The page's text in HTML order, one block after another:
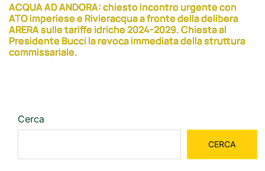
ACQUA AD ANDORA: chiesto incontro urgente con
ATO imperiese e Rivieracqua a fronte della delibera
ARERA sulle tariffe idriche 2024-2029. Chiesta al
Presidente Bucci la revoca immediata della struttura
commissariale.
Cerca
CERCA